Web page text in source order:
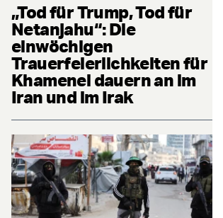
„Tod für Trump, Tod für
Netanjahu“: Die
einwöchigen
Trauerfeierlichkeiten für
Khamenei dauern an im
Iran und im Irak